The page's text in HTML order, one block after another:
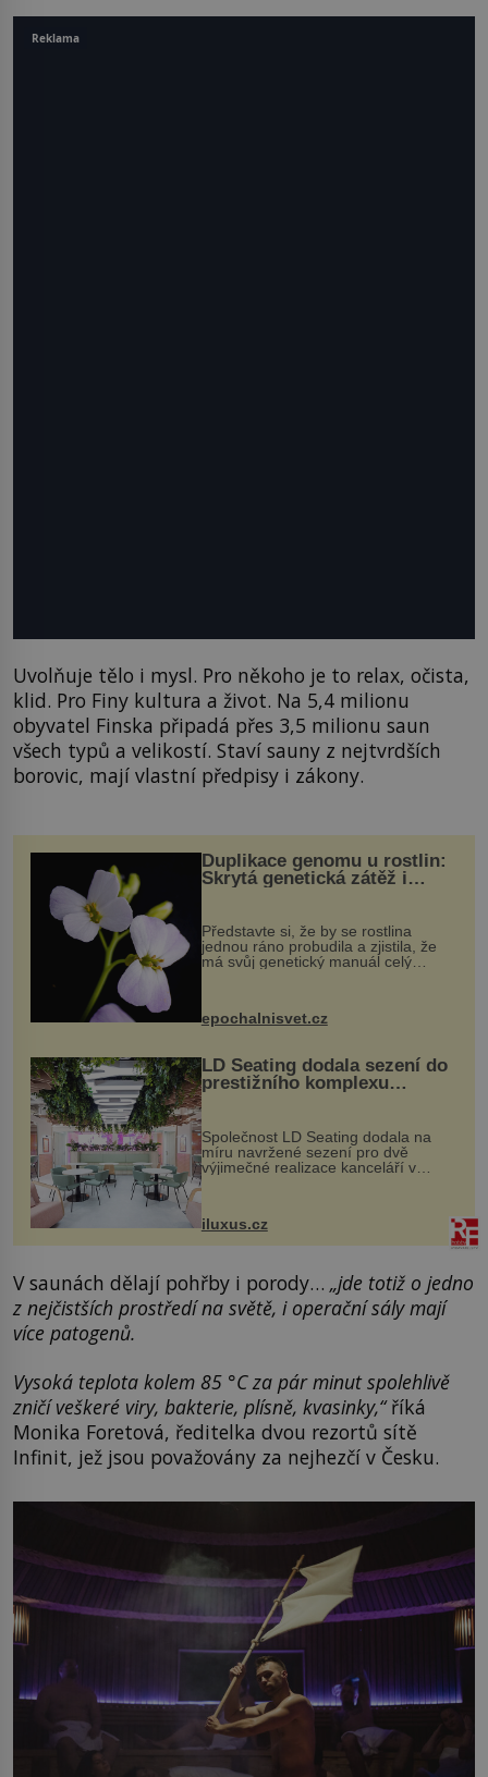
Uvolňuje tělo i mysl. Pro někoho je to relax, očista,
klid. Pro Finy kultura a život. Na 5,4 milionu
obyvatel Finska připadá přes 3,5 milionu saun
všech typů a velikostí. Staví sauny z nejtvrdších
borovic, mají vlastní předpisy i zákony.
Duplikace genomu u rostlin:
Skrytá genetická zátěž i
Představte si, že by se rostlina
jednou ráno probudila a zjistila, že
má svůj genetický manuál celý
vstupenka...
epochalnisvet.cz
LD Seating dodala sezení do
prestižního komplexu
MediaCityUK v Salfordu
Společnost LD Seating dodala na
míru navržené sezení pro dvě
výjimečné realizace kanceláří v
areálu MediaCityUK v anglickém
budov Media...
iluxus.cz
V saunách dělají pohřby i porody… „jde totiž o jedno
z nejčistších prostředí na světě, i operační sály mají
více patogenů.
Vysoká teplota kolem 85 °C za pár minut spolehlivě
zničí veškeré viry, bakterie, plísně, kvasinky,“říká
Monika Foretová, ředitelka dvou rezortů sítě
Infinit, jež jsou považovány za nejhezčí v Česku.
Reklama